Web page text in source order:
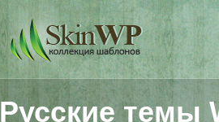
Русские темы